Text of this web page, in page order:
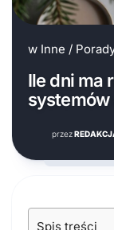
w Inne /
Ile dni ma
przez
Spis treści